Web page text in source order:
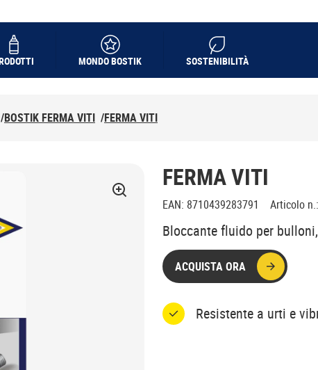
MONDO BOSTIK SOSTENIBILITÀ
/BOSTIK FERMA VITI /FERMA VITI
FERMA VITI
EAN: 8710439283791 Articolo n.:
Bloccante fluido per
ACQUISTA ORA
Resistente a urti e